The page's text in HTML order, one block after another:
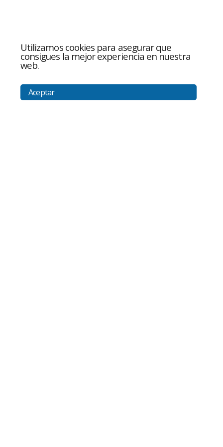
Utilizamos cookies para asegurar que
consigues la mejor experiencia en nuestra
web.
Aceptar